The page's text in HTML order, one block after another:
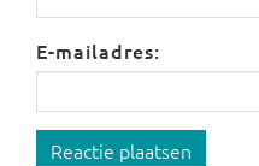
E-mailadres:
Reactie plaatsen